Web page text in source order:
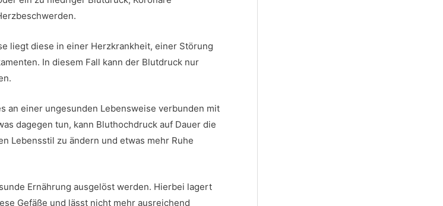
liegt diese in einer Herzkrankheit, einer Störung
In diesem Fall kann der Blutdruck nur
an einer ungesunden Lebensweise verbunden mit
dagegen tun, kann Bluthochdruck auf Dauer die
Lebensstil zu ändern und etwas mehr Ruhe
Ernährung ausgelöst werden. Hierbei lagert
Gefäße und lässt nicht mehr ausreichend